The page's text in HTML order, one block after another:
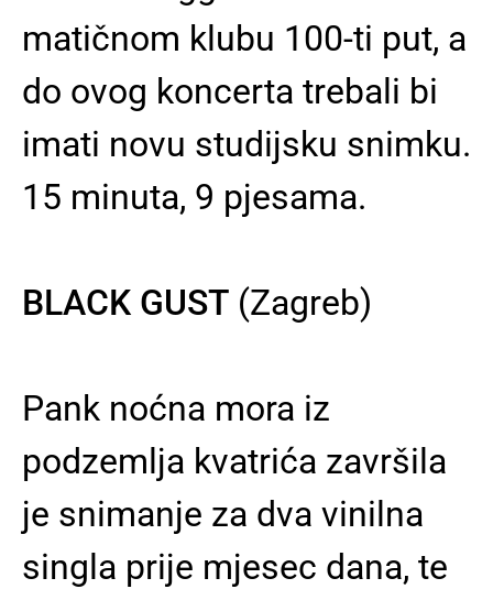
matičnom klubu 100-ti put, a
do ovog koncerta trebali bi
imati novu studijsku snimku.
15 minuta, 9 pjesama.
BLACK GUST (Zagreb)
Pank noćna mora iz
podzemlja kvatrića završila
je snimanje za dva vinilna
singla prije mjesec dana, te